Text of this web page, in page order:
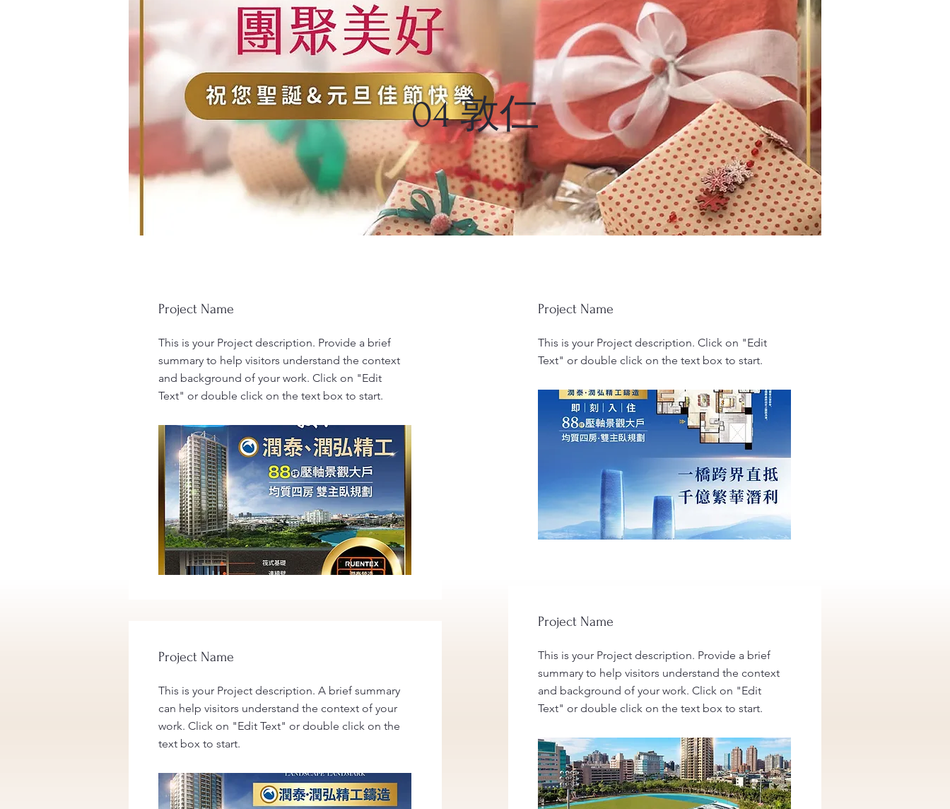
04 敦仁
Project Name
This is your Project description. Provide a brief
summary to help visitors understand the context
and background of your work. Click on "Edit
Text" or double click on the text box to start.
Project Name
This is your Project description. A brief summary
can help visitors understand the context of your
work. Click on "Edit Text" or double click on the
text box to start.
Project Name
This is your Project description. Click on "Edit
Text" or double click on the text box to start.
Project Name
This is your Project description. Provide a brief
summary to help visitors understand the context
and background of your work. Click on "Edit
Text" or double click on the text box to start.